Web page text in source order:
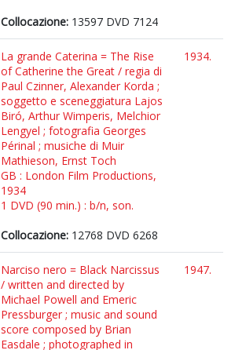
Collocazione: 13597 DVD 7124
La grande Caterina = The Rise
of Catherine the Great / regia di
Paul Czinner, Alexander Korda ;
soggetto e sceneggiatura Lajos
Biró, Arthur Wimperis, Melchior
Lengyel ; fotografia Georges
Périnal ; musiche di Muir
Mathieson, Ernst Toch
GB : London Film Productions,
1934
1 DVD (90 min.) : b/n, son.
Collocazione: 12768 DVD 6268
1934.
Narciso nero = Black Narcissus
/ written and directed by
Michael Powell and Emeric
Pressburger ; music and sound
score composed by Brian
Easdale ; photographed in
1947.